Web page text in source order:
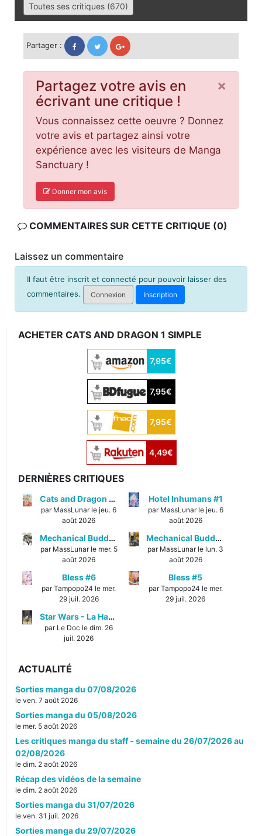
Toutes ses critiques (670)
Partager :
×
Partagez votre avis en
écrivant une critique !
Vous connaissez cette oeuvre ? Donnez
votre avis et partagez ainsi votre
expérience avec les visiteurs de Manga
Sanctuary !
Donner mon avis
COMMENTAIRES SUR CETTE CRITIQUE (0)
Laissez un commentaire
Il faut être inscrit et connecté pour pouvoir laisser des
commentaires.
Connexion Inscription
ACHETER CATS AND DRAGON 1 SIMPLE
7,95€
7,95€
7,95€
4,49€
DERNIÈRES CRITIQUES
Cats and Dragon #3
par MassLunar le jeu. 6
août 2026
Hotel Inhumans #1
par MassLunar le jeu. 6
août 2026
Mechanical Buddy Universe #1
par MassLunar le mer. 5
août 2026
Mechanical Buddy Universe #0
par MassLunar le lun. 3
août 2026
Bless #6
par Tampopo24 le mer.
29 juil. 2026
Bless #5
par Tampopo24 le mer.
29 juil. 2026
Star Wars - La Haute République - Un équilibre fragile
par Le Doc le dim. 26
juil. 2026
ACTUALITÉ
Sorties manga du 07/08/2026
le ven. 7 août 2026
Sorties manga du 05/08/2026
le mer. 5 août 2026
Les critiques manga du staff - semaine du 26/07/2026 au
02/08/2026
le dim. 2 août 2026
Récap des vidéos de la semaine
le dim. 2 août 2026
Sorties manga du 31/07/2026
le ven. 31 juil. 2026
Sorties manga du 29/07/2026